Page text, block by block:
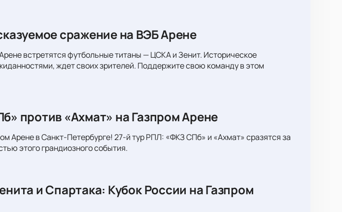
сражение на ВЭБ Арене
встретятся футбольные титаны — ЦСКА и Зенит. Историческое
ждет своих зрителей. Поддержите свою команду в этом
против «Ахмат» на Газпром Арене
Арене в Санкт-Петербурге! 27-й тур РПЛ: «ФКЗ СПб» и «Ахмат» сразятся за
этого грандиозного события.
и Спартака: Кубок России на Газпром